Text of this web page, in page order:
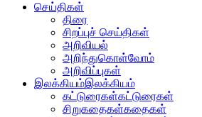
செய்திகள்
திரை
சிறப்புச் செய்திகள்
அறிவியல்
அறிந்துகொள்வோம்
அறிவிப்புகள்
இலக்கியம்இலக்கியம்
கட்டுரைகள்கட்டுரைகள்
சிறுகதைகள்கதைகள்